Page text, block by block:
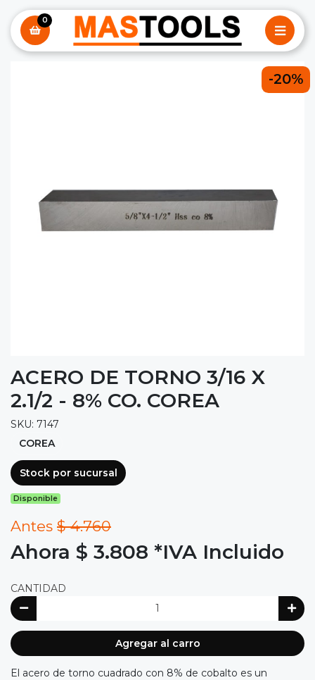
0
-20%
ACERO DE TORNO 3/16 X
2.1/2 - 8% CO. COREA
SKU: 7147
COREA
Stock por sucursal
Disponible
Antes $ 4.760
Ahora $ 3.808 *IVA Incluido
CANTIDAD
Agregar al carro
El acero de torno cuadrado con 8% de cobalto es un